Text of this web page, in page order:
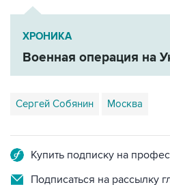
ХРОНИКА
Военная операция на
Сергей Собянин Москва
Купить подписку на
Подписаться на рассылку